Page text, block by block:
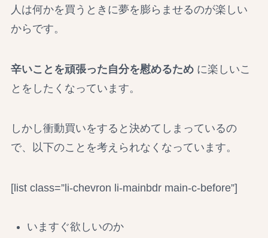
人は何かを買うときに夢を膨らませるのが楽しい
からです。
辛いことを頑張った自分を慰めるため に楽しいこ
とをしたくなっています。
しかし衝動買いをすると決めてしまっているの
で、以下のことを考えられなくなっています。
[list class=”li-chevron li-mainbdr main-c-before”]
いますぐ欲しいのか